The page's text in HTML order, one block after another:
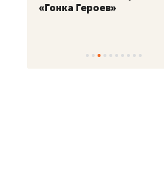
«Гонка Героев»